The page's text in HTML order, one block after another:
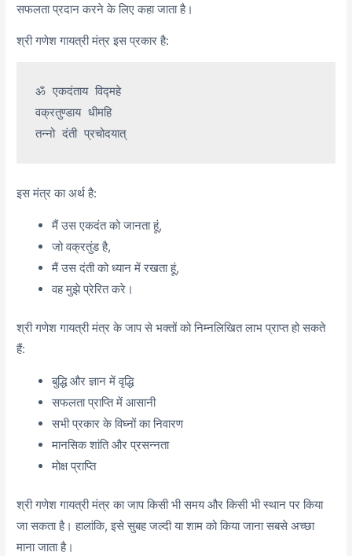
सफलता प्रदान करने के लिए कहा जाता है।
श्री गणेश गायत्री मंत्र इस प्रकार है:
ॐ एकदंताय विद्महे
वक्रतुण्डाय धीमहि
तन्नो दंती प्रचोदयात्
इस मंत्र का अर्थ है:
मैं उस एकदंत को जानता हूं,
जो वक्रतुंड है,
मैं उस दंती को ध्यान में रखता हूं,
वह मुझे प्रेरित करे।
श्री गणेश गायत्री मंत्र के जाप से भक्तों को निम्नलिखित लाभ प्राप्त हो सकते
हैं:
बुद्धि और ज्ञान में वृद्धि
सफलता प्राप्ति में आसानी
सभी प्रकार के विघ्नों का निवारण
मानसिक शांति और प्रसन्नता
मोक्ष प्राप्ति
श्री गणेश गायत्री मंत्र का जाप किसी भी समय और किसी भी स्थान पर किया
जा सकता है। हालांकि, इसे सुबह जल्दी या शाम को किया जाना सबसे अच्छा
माना जाता है।